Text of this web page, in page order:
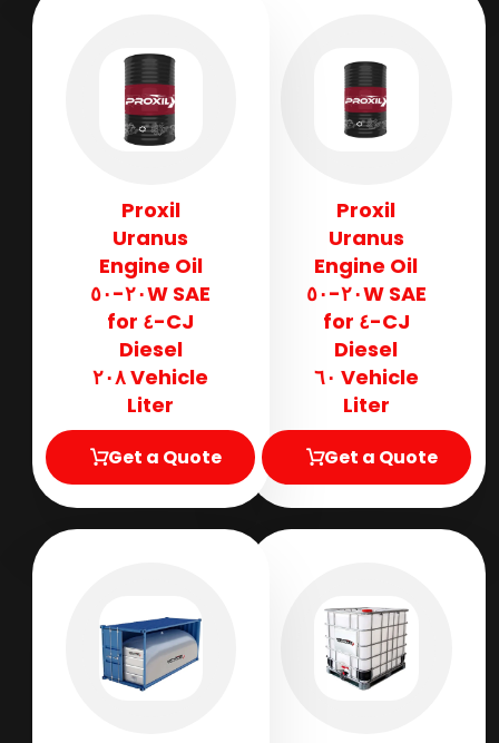
Proxil
Uranus
Engine Oil
SAE ٢٠W-٥٠
CJ-٤ for
Diesel
Vehicle ٦٠
Liter
Get a Quote
Proxil
Uranus
Engine Oil
SAE ٢٠W-٥٠
CJ-٤ for
Diesel
Vehicle ٢٠٨
Liter
Get a Quote